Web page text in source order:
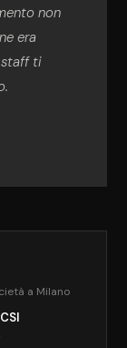
non
era
staff ti
a Milano